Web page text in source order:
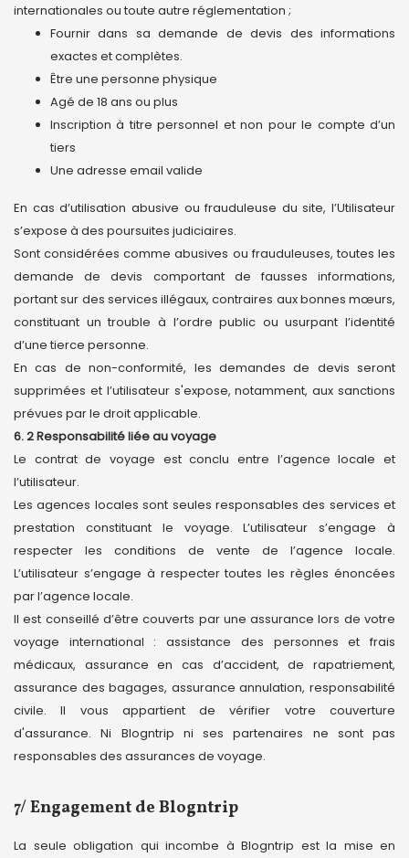
internationales ou toute autre réglementation ;
Fournir dans sa demande de devis des informations
exactes et complètes.
Être une personne physique
Agé de 18 ans ou plus
Inscription à titre personnel et non pour le compte d’un
tiers
Une adresse email valide
En cas d’utilisation abusive ou frauduleuse du site, l’Utilisateur
s’expose à des poursuites judiciaires.
Sont considérées comme abusives ou frauduleuses, toutes les
demande de devis comportant de fausses informations,
portant sur des services illégaux, contraires aux bonnes mœurs,
constituant un trouble à l’ordre public ou usurpant l’identité
d’une tierce personne.
En cas de non-conformité, les demandes de devis seront
supprimées et l’utilisateur s'expose, notamment, aux sanctions
prévues par le droit applicable.
6. 2 Responsabilité liée au voyage
Le contrat de voyage est conclu entre l’agence locale et
l’utilisateur.
Les agences locales sont seules responsables des services et
prestation constituant le voyage. L’utilisateur s’engage à
respecter les conditions de vente de l’agence locale.
L’utilisateur s’engage à respecter toutes les règles énoncées
par l’agence locale.
Il est conseillé d’être couverts par une assurance lors de votre
voyage international : assistance des personnes et frais
médicaux, assurance en cas d’accident, de rapatriement,
assurance des bagages, assurance annulation, responsabilité
civile. Il vous appartient de vérifier votre couverture
d'assurance. Ni Blogntrip ni ses partenaires ne sont pas
responsables des assurances de voyage.
7/ Engagement de Blogntrip
La seule obligation qui incombe à Blogntrip est la mise en